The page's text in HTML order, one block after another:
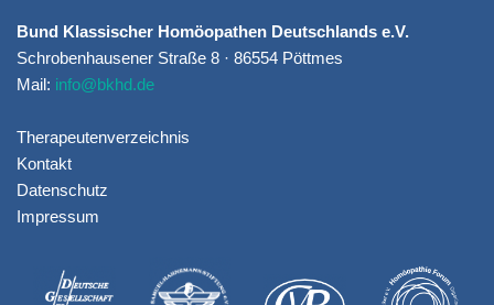
Bund Klassischer Homöopathen Deutschlands e.V.
Schrobenhausener Straße 8 · 86554 Pöttmes
Mail: info@bkhd.de
Therapeutenverzeichnis
Kontakt
Datenschutz
Impressum